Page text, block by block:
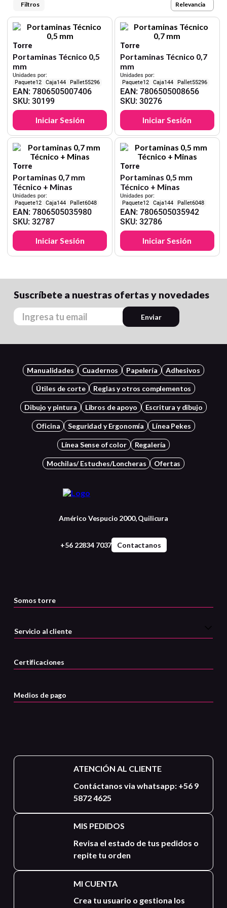
Relevancia
Torre
Portaminas Técnico 0,5
mm
Unidades por:
12
144 55296
EAN:7806505007406
SKU:30199
Iniciar Sesión
Torre
Portaminas Técnico 0,7
mm
Unidades por:
12
144 55296
EAN: 7806505008656
SKU: 30276
Iniciar Sesión
Torre
Portaminas 0,7 mm
Técnico + Minas
Unidades por:
12
144 6048
EAN:7806505035980
SKU:32787
Iniciar Sesión
Torre
Portaminas 0,5 mm
Técnico + Minas
Unidades por:
12
144 6048
EAN: 7806505035942
SKU: 32786
Iniciar Sesión
Suscríbete a nuestras ofertas y novedades
Enviar
Manualidades Cuadernos Papelería Adhesivos
Útiles de corte Reglas y otros complementos
Dibujo y pintura Libros de apoyo Escritura y dibujo
Oficina Seguridad y Ergonomía Línea Pekes
Línea Sense of color Regalería
Mochilas/ Estuches/Loncheras Ofertas
Américo Vespucio 2000, Quilicura
+56 22834 7037 Contactanos
Somos torre
Servicio al cliente
Certificaciones
Medios de pago
ATENCIÓN AL CLIENTE
Contáctanos via whatsapp: +56 9
5872 4625
MIS PEDIDOS
Revisa el estado de tus pedidos o
repite tu orden
MI CUENTA
Crea tu usuario o gestiona los
10. lapiz